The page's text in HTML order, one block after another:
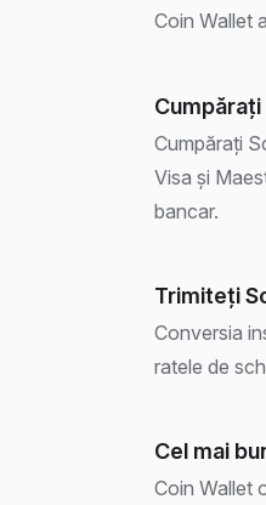
Coin Wallet
Cumpărați
Cumpărați
Visa și
bancar.
Trimiteți
Conversia
ratele de
Cel mai
Coin Wallet